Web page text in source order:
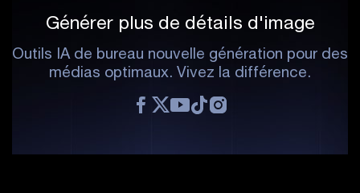
Générer plus de détails d'image
Outils IA de bureau nouvelle génération pour des
médias optimaux. Vivez la différence.